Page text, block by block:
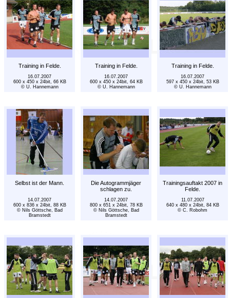
Training in Felde. Training in Felde. Training in Felde.
16.07.2007
600 x 450 x 24bit, 66 KB
© U. Hannemann
16.07.2007
600 x 450 x 24bit, 64 KB
© U. Hannemann
16.07.2007
597 x 450 x 24bit, 53 KB
© U. Hannemann
Selbst ist der Mann.
Die Autogrammjäger
schlagen zu.
Trainingsauftakt 2007 in
Felde.
14.07.2007
600 x 836 x 24bit, 88 KB
© Nils Göttsche, Bad
Bramstedt
14.07.2007
800 x 651 x 24bit, 78 KB
© Nils Göttsche, Bad
Bramstedt
11.07.2007
640 x 480 x 24bit, 84 KB
© C. Robohm